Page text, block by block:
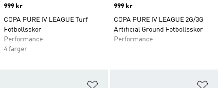
Price
999 kr
COPA PURE IV LEAGUE Turf
Fotbollsskor
Performance
4 färger
Price
999 kr
COPA PURE IV LEAGUE 2G/3G
Artificial Ground Fotbollsskor
Performance